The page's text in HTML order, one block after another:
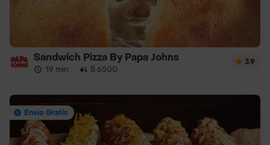
Sandwich Pizza By Papa Johns
19 min · $ 6500
3.9
Envío Gratis